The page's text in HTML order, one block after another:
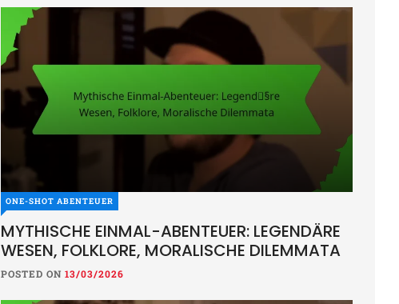
ONE-SHOT ABENTEUER
MYTHISCHE EINMAL-ABENTEUER: LEGENDÄRE
WESEN, FOLKLORE, MORALISCHE DILEMMATA
POSTED ON13/03/2026